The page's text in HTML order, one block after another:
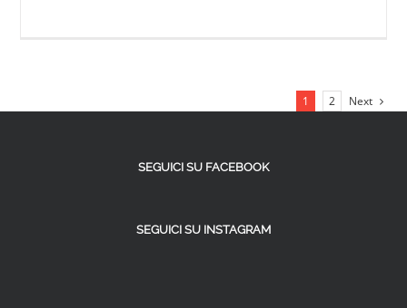
1 2 Next
SEGUICI SU FACEBOOK
SEGUICI SU INSTAGRAM